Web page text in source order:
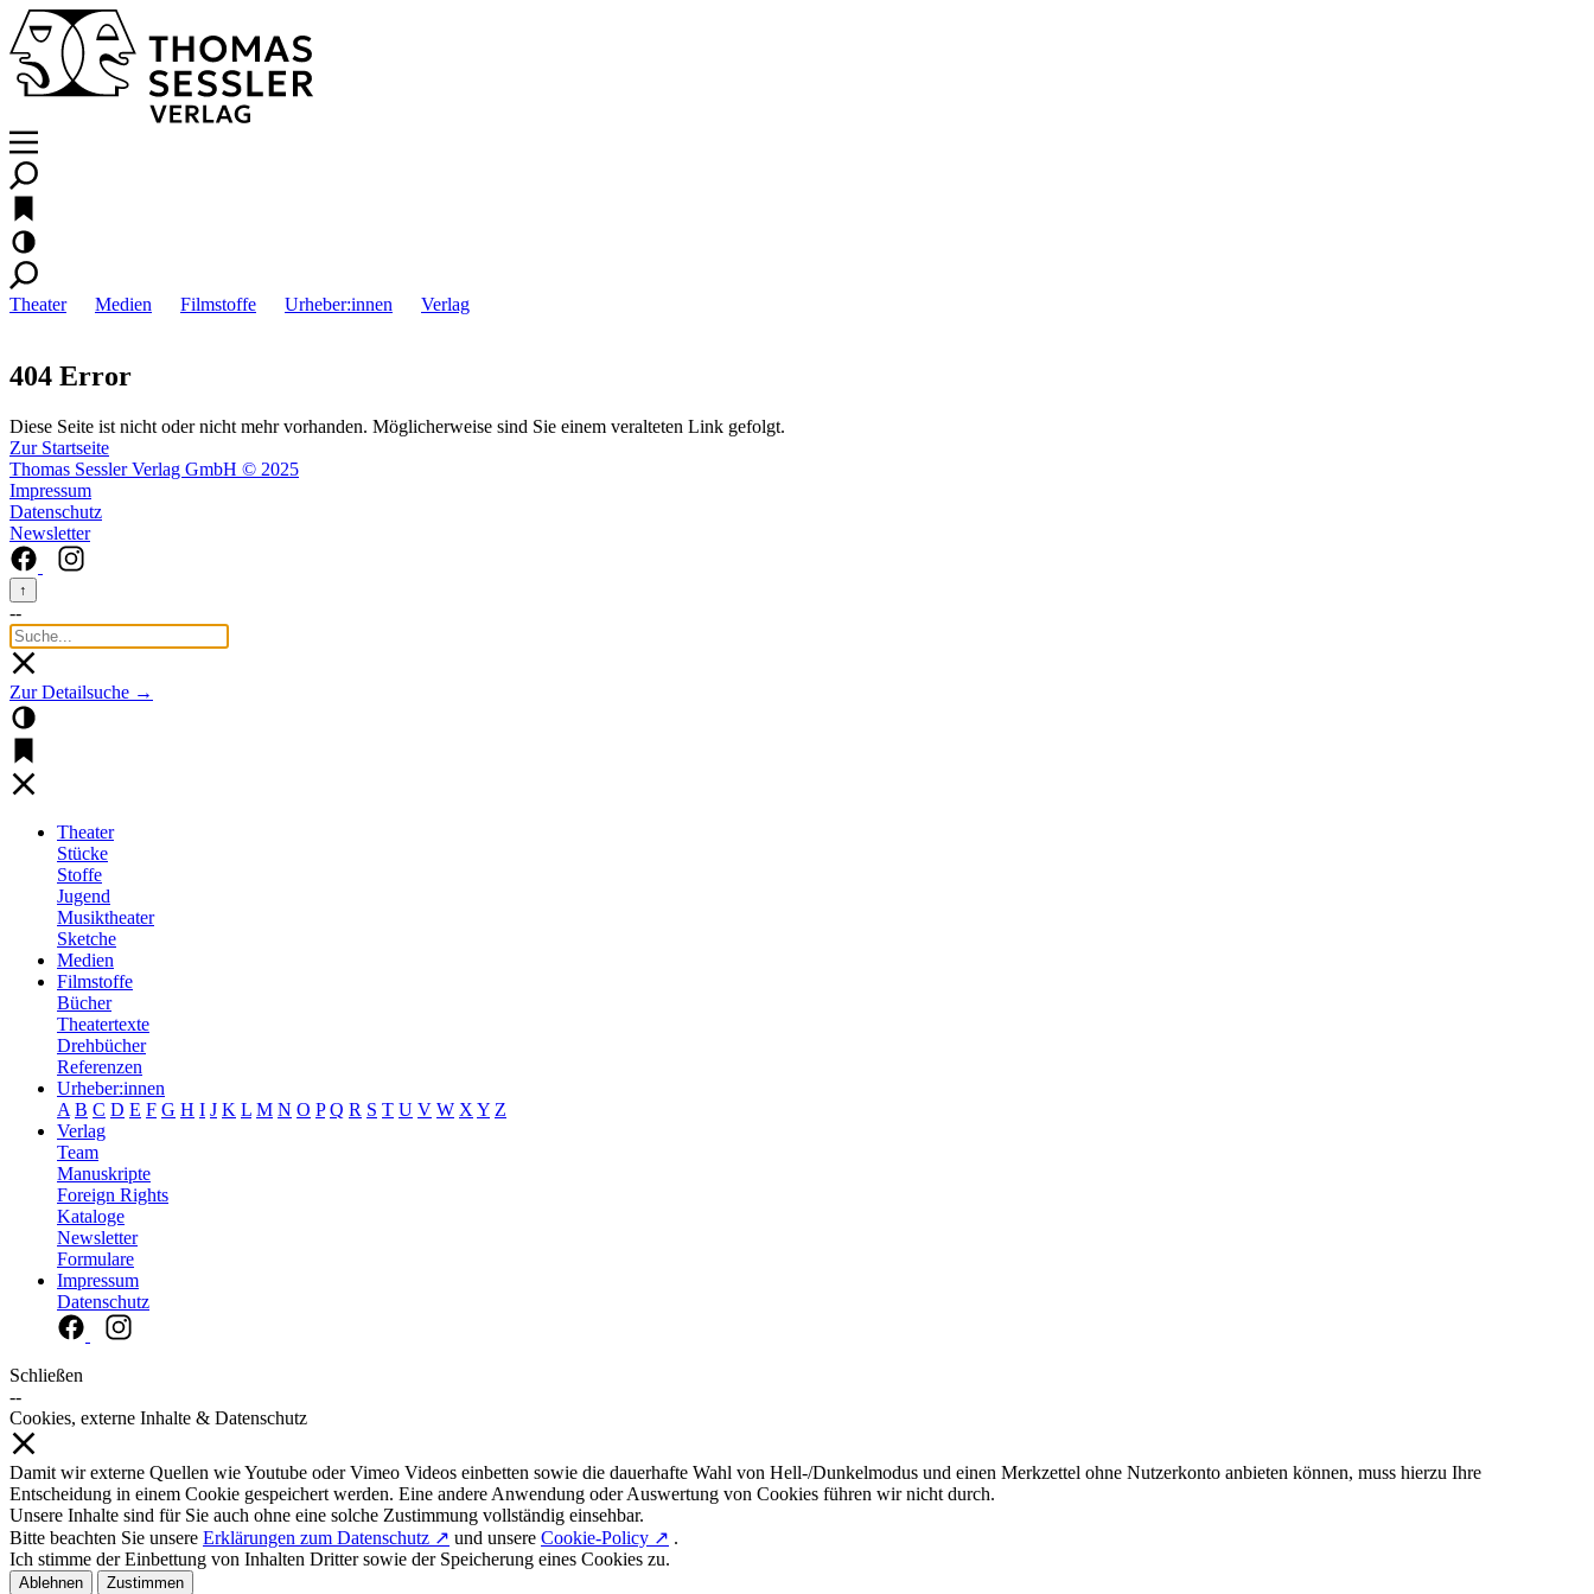
Theater Medien Filmstoffe Urheber:innen Verlag
404 Error
Diese Seite ist nicht oder nicht mehr vorhanden. Möglicherweise sind Sie einem veralteten Link gefolgt.
Zur Startseite
Thomas Sessler Verlag GmbH © 2025
Impressum
Datenschutz
Newsletter
↑
--
Zur Detailsuche →
Theater
Stücke
Stoffe
Jugend
Musiktheater
Sketche
Medien
Filmstoffe
Bücher
Theatertexte
Drehbücher
Referenzen
Urheber:innen
A B C D E F G H I J K L M N O P Q R S T U V W X Y Z
Verlag
Team
Manuskripte
Foreign Rights
Kataloge
Newsletter
Formulare
Impressum
Datenschutz
Schließen
--
Cookies, externe Inhalte & Datenschutz
Damit wir externe Quellen wie Youtube oder Vimeo Videos einbetten sowie die dauerhafte Wahl von Hell-/Dunkelmodus und einen Merkzettel ohne Nutzerkonto anbieten können, muss hierzu Ihre
Entscheidung in einem Cookie gespeichert werden. Eine andere Anwendung oder Auswertung von Cookies führen wir nicht durch.
Unsere Inhalte sind für Sie auch ohne eine solche Zustimmung vollständig einsehbar.
Bitte beachten Sie unsere Erklärungen zum Datenschutz ↗ und unsere Cookie-Policy ↗ .
Ich stimme der Einbettung von Inhalten Dritter sowie der Speicherung eines Cookies zu.
Ablehnen Zustimmen